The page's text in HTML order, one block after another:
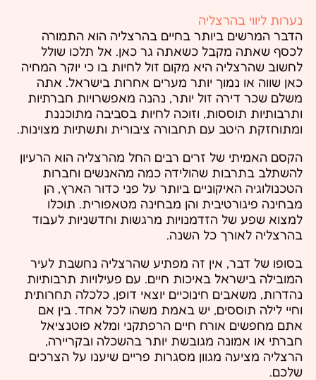
נערות ליווי בהרצליה
הדבר המרשים ביותר בחיים בהרצליה הוא התמורה
לכסף שאתה מקבל כשאתה גר כאן. אל תלכו שולל
לחשוב שהרצליה היא מקום זול לחיות בו כי יוקר המחיה
כאן שווה או נמוך יותר מערים אחרות בישראל. אתה
משלם שכר דירה זול יותר, נהנה מאפשרויות חברתיות
ותרבותיות תוססות, וזוכה לחיות בסביבה מתוכננת
ומתוחזקת היטב עם תחבורה ציבורית ותשתיות מצוינות.
הקסם האמיתי של זרים רבים החל מהרצליה הוא הרעיון
להשתלב בתרבות שהולידה כמה מהאנשים וחברות
הטכנולוגיה האיקוניים ביותר על פני כדור הארץ, הן
מבחינה פיגורטיבית והן מבחינה מטאפורית. תוכלו
למצוא שפע של הזדמנויות מרגשות וחדשניות לעבוד
בהרצליה לאורך כל השנה.
בסופו של דבר, אין זה מפתיע שהרצליה נחשבת לעיר
המובילה בישראל באיכות חיים. עם פעילויות תרבותיות
נהדרות, משאבים חינוכיים יוצאי דופן, כלכלה תחרותית
וחיי לילה תוססים, יש באמת משהו לכל אחד. בין אם
אתם מחפשים אורח חיים הרפתקני ומלא פוטנציאל
חברתי או אמונה מגובשת יותר בהשכלה ובקריירה,
הרצליה מציעה מגוון מסגרות פריים שיענו על הצרכים
שלכם.